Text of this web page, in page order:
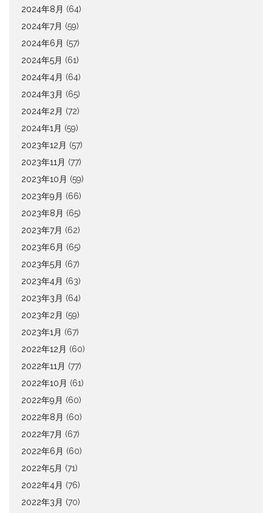
2024年8月 (64)
2024年7月 (59)
2024年6月 (57)
2024年5月 (61)
2024年4月 (64)
2024年3月 (65)
2024年2月 (72)
2024年1月 (59)
2023年12月 (57)
2023年11月 (77)
2023年10月 (59)
2023年9月 (66)
2023年8月 (65)
2023年7月 (62)
2023年6月 (65)
2023年5月 (67)
2023年4月 (63)
2023年3月 (64)
2023年2月 (59)
2023年1月 (67)
2022年12月 (60)
2022年11月 (77)
2022年10月 (61)
2022年9月 (60)
2022年8月 (60)
2022年7月 (67)
2022年6月 (60)
2022年5月 (71)
2022年4月 (76)
2022年3月 (70)